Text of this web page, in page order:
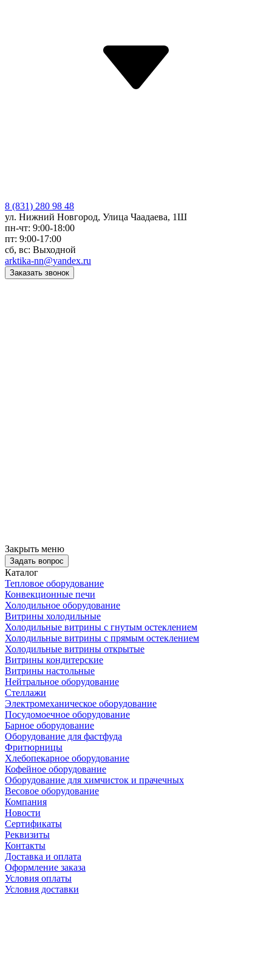
8 (831) 280 98 48
ул. Нижний Новгород, Улица Чаадаева, 1Ш
пн-чт: 9:00-18:00
пт: 9:00-17:00
сб, вс: Выходной
arktika-nn@yandex.ru
Заказать звонок
Закрыть меню
Задать вопрос
Каталог
Тепловое оборудование
Конвекционные печи
Холодильное оборудование
Витрины холодильные
Холодильные витрины с гнутым остеклением
Холодильные витрины с прямым остеклением
Холодильные витрины открытые
Витрины кондитерские
Витрины настольные
Нейтральное оборудование
Стеллажи
Электромеханическое оборудование
Посудомоечное оборудование
Барное оборудование
Оборудование для фастфуда
Фритюрницы
Хлебопекарное оборудование
Кофейное оборудование
Оборудование для химчисток и прачечных
Весовое оборудование
Компания
Новости
Сертификаты
Реквизиты
Контакты
Доставка и оплата
Оформление заказа
Условия оплаты
Условия доставки